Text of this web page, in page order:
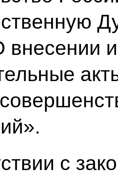
внесении
с